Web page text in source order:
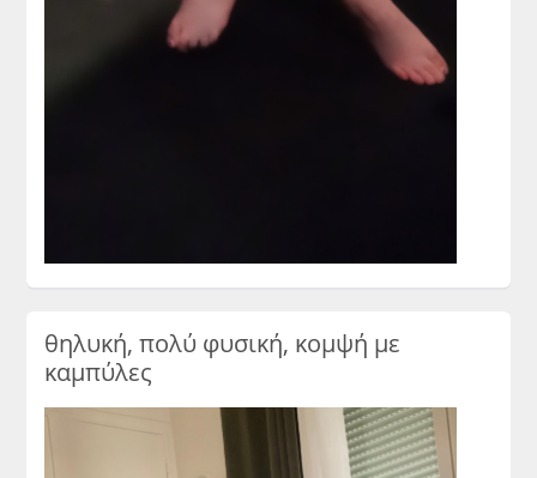
θηλυκή, πολύ φυσική, κομψή με
καμπύλες